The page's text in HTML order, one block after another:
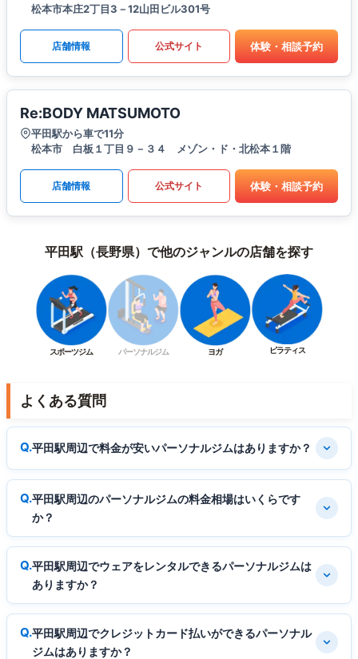
松本市本庄2丁目3－12山田ビル301号
店舗情報 公式サイト 体験・相談予約
Re:BODY MATSUMOTO
平田駅から車で11分
松本市 白板１丁目９－３４ メゾン・ド・北松本１階
店舗情報 公式サイト 体験・相談予約
平田駅（長野県）で他のジャンルの店舗を探す
スポーツジム パーソナルジム ヨガ ピラティス
よくある質問
平田駅周辺で料金が安いパーソナルジムはありますか？
平田駅周辺のパーソナルジムの料金相場はいくらです
か？
平田駅周辺でウェアをレンタルできるパーソナルジムは
ありますか？
平田駅周辺でクレジットカード払いができるパーソナル
ジムはありますか？